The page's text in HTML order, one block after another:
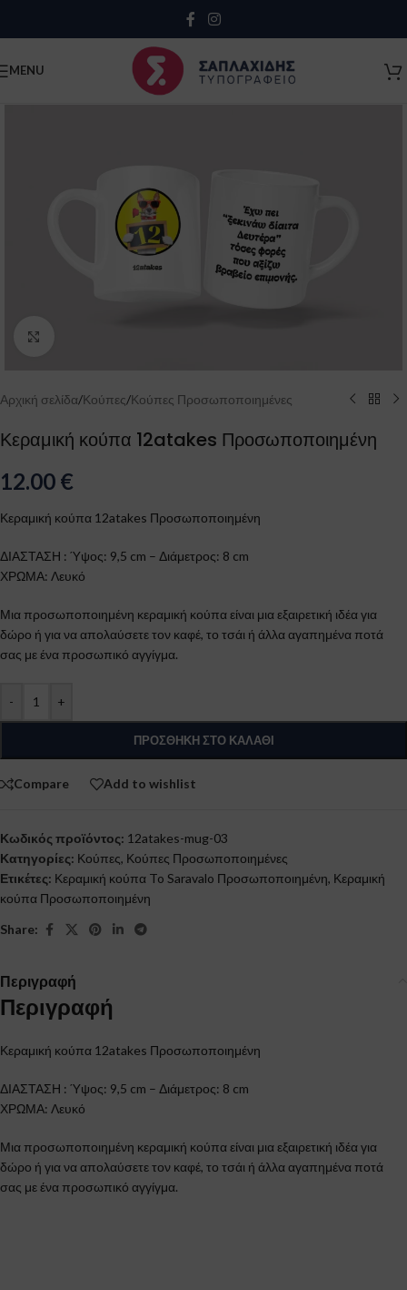
MENU
Αρχική σελίδα/Κούπες/Κούπες Προσωποποιημένες
Κεραμική κούπα 12atakes Προσωποποιημένη
12.00 €
Κεραμική κούπα 12atakes Προσωποποιημένη
ΔΙΑΣΤΑΣΗ : Ύψος: 9,5 cm – Διάμετρος: 8 cm
ΧΡΩΜΑ: Λευκό
Μια προσωποποιημένη κεραμική κούπα είναι μια εξαιρετική ιδέα για
δώρο ή για να απολαύσετε τον καφέ, το τσάι ή άλλα αγαπημένα ποτά
σας με ένα προσωπικό αγγίγμα.
- +
ΠΡΟΣΘΉΚΗ ΣΤΟ ΚΑΛΆΘΙ
Compare Add to wishlist
Κωδικός προϊόντος: 12atakes-mug-03
Κατηγορίες: Κούπες, Κούπες Προσωποποιημένες
Ετικέτες: Κεραμική κούπα To Saravalo Προσωποποιημένη, Κεραμική
κούπα Προσωποποιημένη
Share:
Περιγραφή
Περιγραφή
Κεραμική κούπα 12atakes Προσωποποιημένη
ΔΙΑΣΤΑΣΗ : Ύψος: 9,5 cm – Διάμετρος: 8 cm
ΧΡΩΜΑ: Λευκό
Μια προσωποποιημένη κεραμική κούπα είναι μια εξαιρετική ιδέα για
δώρο ή για να απολαύσετε τον καφέ, το τσάι ή άλλα αγαπημένα ποτά
σας με ένα προσωπικό αγγίγμα.